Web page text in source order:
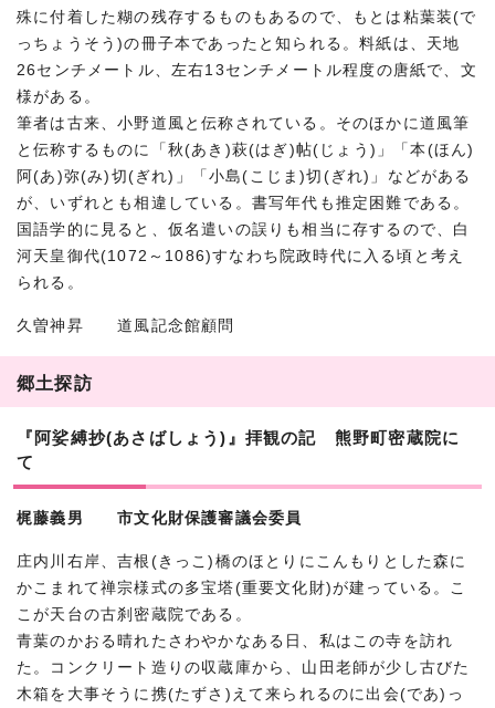
殊に付着した糊の残存するものもあるので、もとは粘葉装(で
っちょうそう)の冊子本であったと知られる。料紙は、天地
26センチメートル、左右13センチメートル程度の唐紙で、文
様がある。
筆者は古来、小野道風と伝称されている。そのほかに道風筆
と伝称するものに「秋(あき)萩(はぎ)帖(じょう)」「本(ほん)
阿(あ)弥(み)切(ぎれ)」「小島(こじま)切(ぎれ)」などがある
が、いずれとも相違している。書写年代も推定困難である。
国語学的に見ると、仮名遣いの誤りも相当に存するので、白
河天皇御代(1072～1086)すなわち院政時代に入る頃と考え
られる。
久曽神昇 道風記念館顧問
郷土探訪
『阿娑縛抄(あさばしょう)』拝観の記 熊野町密蔵院に
て
梶藤義男 市文化財保護審議会委員
庄内川右岸、吉根(きっこ)橋のほとりにこんもりとした森に
かこまれて禅宗様式の多宝塔(重要文化財)が建っている。こ
こが天台の古刹密蔵院である。
青葉のかおる晴れたさわやかなある日、私はこの寺を訪れ
た。コンクリート造りの収蔵庫から、山田老師が少し古びた
木箱を大事そうに携(たずさ)えて来られるのに出会(であ)っ